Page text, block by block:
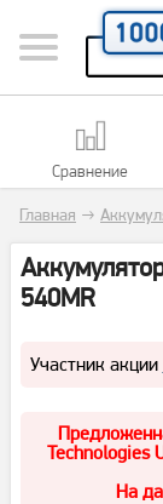
Сравнение
Главная →
540MR
Участник акции
Technologies
На